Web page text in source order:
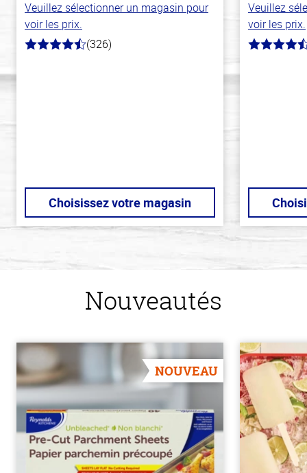
Veuillez sélectionner un magasin pour
voir les prix.
4.6
(326)
Choisissez votre magasin
Veuillez
voir les prix.
4.6
Nouveautés
NOUVEAU